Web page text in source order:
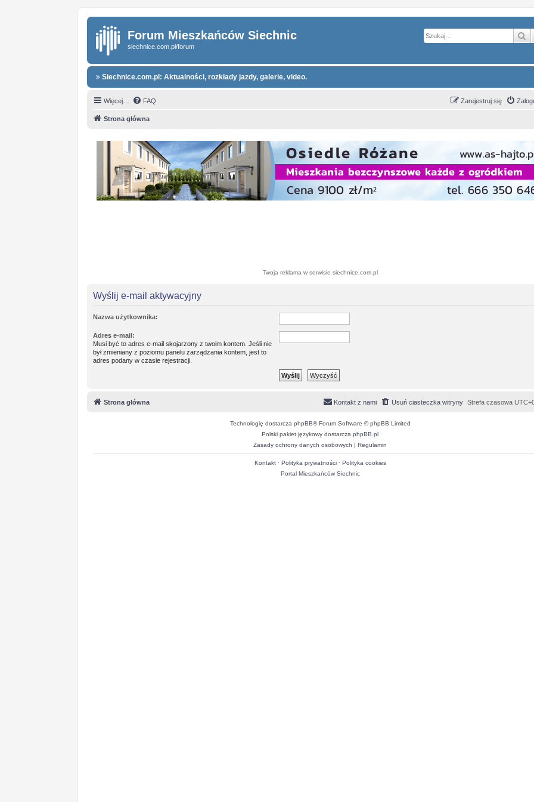
Forum Mieszkańców Siechnic
siechnice.com.pl/forum
Siechnice.com.pl: Aktualności, rozkłady jazdy, galerie, video.
Więcej… FAQ Zarejestruj się
Strona główna
Twoja reklama w serwisie siechnice.com.pl
Wyślij e-mail aktywacyjny
Nazwa użytkownika:
Adres e-mail:
Musi być to adres e-mail skojarzony z twoim kontem. Jeśli nie
był zmieniany z poziomu panelu zarządzania kontem, jest to
adres podany w czasie rejestracji.
Strona główna Strefa czasowa
Usuń ciasteczka witryny
Kontakt z nami
Technologię dostarcza phpBB® Forum Software © phpBB Limited
Polski pakiet językowy dostarcza phpBB.pl
Zasady ochrony danych osobowych | Regulamin
Kontakt· Polityka prywatności· Polityka cookies
Portal Mieszkańców Siechnic